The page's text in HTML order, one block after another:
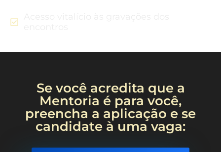
Se você acredita que a
Mentoria é para você,
preencha a aplicação e se
candidate à uma vaga: